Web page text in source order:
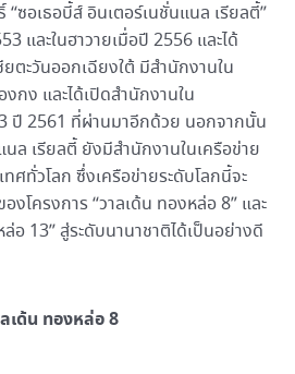
ซอเธอบี้ส์ อินเตอร์เนชั่นแนล เรียลตี้”
และในฮาวายเมื่อปี 2556 และได้
ตะวันออกเฉียงใต้ มีสำนักงานใน
กง และได้เปิดสำนักงานใน
3 ปี 2561 ที่ผ่านมาอีกด้วย นอกจากนั้น
ล เรียลตี้ ยังมีสำนักงานในเครือข่าย
ศทั่วโลก ซึ่งเครือข่ายระดับโลกนี้จะ
งโครงการ “วาลเด้น ทองหล่อ 8” และ
อ 13” สู่ระดับนานาชาติได้เป็นอย่างดี
เด้น ทองหล่อ 8